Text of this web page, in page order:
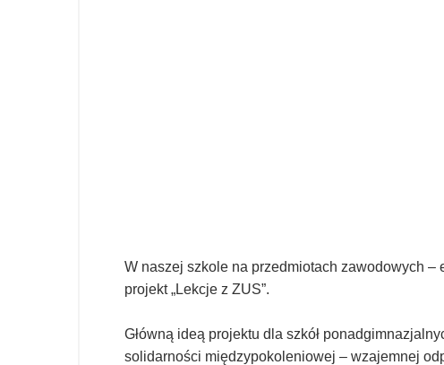
W naszej szkole na przedmiotach zawodowych
projekt „Lekcje z ZUS”.
Główną ideą projektu dla szkół
solidarności międzypokoleniowej – wzajemnej